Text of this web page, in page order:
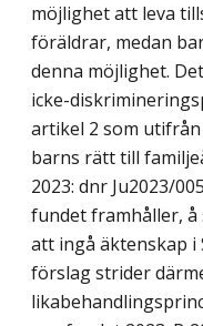
möjlighet att leva
föräldrar, medan
denna möjlighet.
icke-
artikel 2 som
barns rätt till
2023: dnr Ju2023/
fundet framhåller,
att ingå äktenskap i
förslag strider